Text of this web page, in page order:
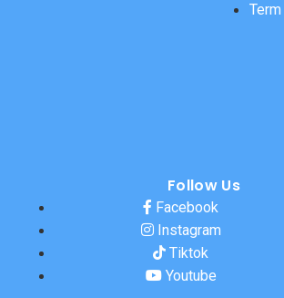
Follow Us
Facebook
Instagram
Tiktok
Youtube